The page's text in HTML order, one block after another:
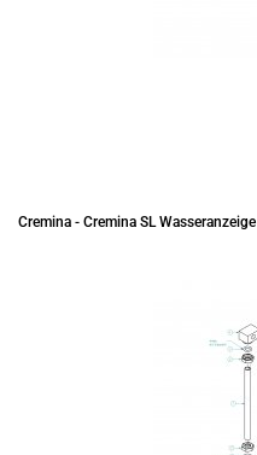
Cremina - Cremina SL Wasseranzeige